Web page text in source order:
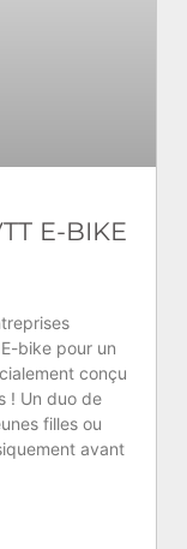
E-BIKE
bike pour un
conçu
! Un duo de
filles ou
avant